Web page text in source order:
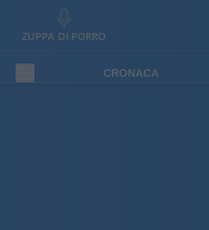
ZUPPA DI PORRO
CRONACA